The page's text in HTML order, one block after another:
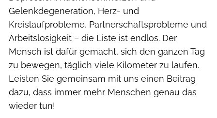
Gelenkdegeneration, Herz- und
Kreislaufprobleme, Partnerschaftsprobleme und
Arbeitslosigkeit – die Liste ist endlos. Der
Mensch ist dafür gemacht, sich den ganzen Tag
zu bewegen, täglich viele Kilometer zu laufen.
Leisten Sie gemeinsam mit uns einen Beitrag
dazu, dass immer mehr Menschen genau das
wieder tun!